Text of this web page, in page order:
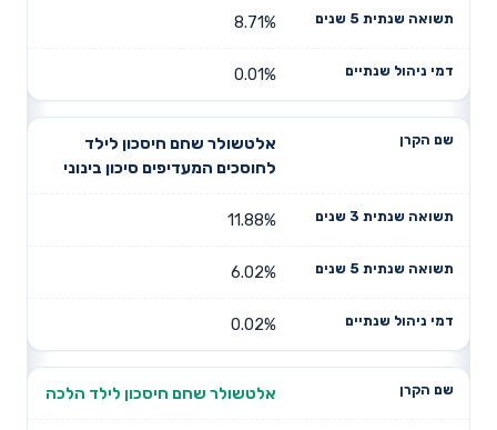
8.71%
0.01%
אלטשולר שחם חיסכון לילד
לחוסכים המעדיפים סיכון בינוני
11.88%
6.02%
0.02%
אלטשולר שחם חיסכון לילד הלכה